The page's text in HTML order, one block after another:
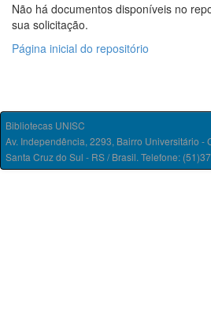
Não há documentos disponíveis no
sua solicitação.
Página inicial do repositório
Bibliotecas UNISC
Av. Independência, 2293, Bairro Universitário -
Santa Cruz do Sul - RS / Brasil. Telefone: